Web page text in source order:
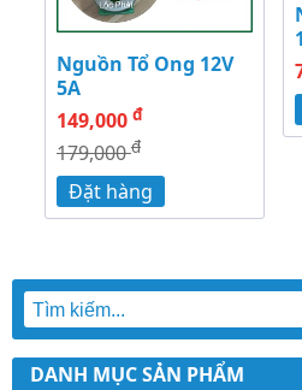
Nguồn Tổ Ong 12V
5A
149,000 đ
179,000đ
Đặt hàng
DANH MỤC SẢN PHẨM